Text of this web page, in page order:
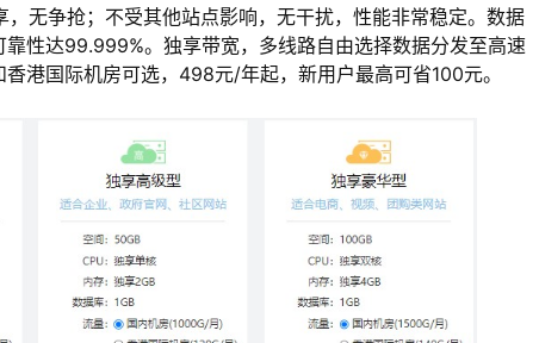
无争抢；不受其他站点影响，无干扰，性能非常稳定。数据
性达99.999%。独享带宽，多线路自由选择数据分发至高速
港国际机房可选，498元/年起，新用户最高可省100元。